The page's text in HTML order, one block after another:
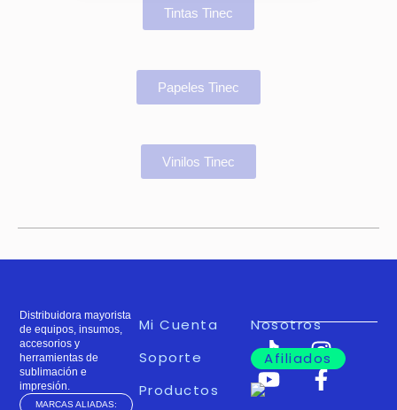
Tintas Tinec
Papeles Tinec
Vinilos Tinec
Distribuidora mayorista
de equipos, insumos,
accesorios y
herramientas de
sublimación e
impresión.
MARCAS ALIADAS:
Mi Cuenta
Soporte
Productos
Nosotros
Afiliados